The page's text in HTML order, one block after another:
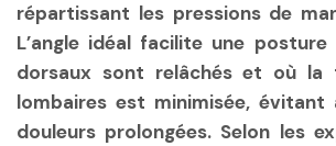
répartissant les pressions de
L’angle idéal facilite une
dorsaux sont relâchés et où la
lombaires est minimisée,
douleurs prolongées. Selon les